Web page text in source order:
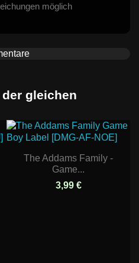
möglich
gleichen
The Addams Family -
Game...
3,99 €